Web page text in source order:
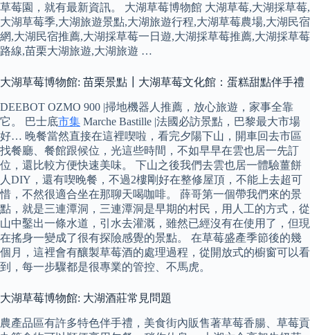
草莓園，就有最新資訊。 大湖草莓博物館 大湖草莓,大湖採草莓,
大湖草莓季,大湖旅遊景點,大湖旅遊行程,大湖草莓農場,大湖民宿
網,大湖民宿推薦,大湖採草莓一日遊,大湖採草莓推薦,大湖採草莓
路線,苗栗大湖旅遊,大湖旅遊 …
大湖草莓博物館: 苗栗景點┃大湖草莓文化館：蛋糕甜點伴手禮
DEEBOT OZMO 900 |掃地機器人推薦，放心旅遊，家事全靠
它。 巴士底市集 Marche Bastille |法國必訪景點，巴黎最大市場
好… 晚餐當然直接在這裡喫啦，看完夕陽下山，開車回去市區
找餐廳、餐館跟候位，光這些時間，不如早早在雲也居一先訂
位，還比較方便快速美味。 下山之後我們去雲也居一體驗薑餅
人DIY，還有喫晚餐，不過2樓剛好在整修屋頂，不能上去超可
惜，不然很適合坐在那聊天喝咖啡。 薛哥第一個帶我們來的景
點，就是三連潭洞，三連潭洞是早期的村民，用人工的方式，從
山中鑿出一條水道，引水去灌溉，雖然已經沒有在使用了，但現
在搖身一變成了很有探險感覺的景點。 在草莓盛產季節後的幾
個月，這裡會有釀製草莓酒的處理過程，從開放式的櫥窗可以看
到，每一步驟都是很專業的管控、不馬虎。
大湖草莓博物館: 大湖酒莊常見問題
農產品區有許多特色伴手禮，美食街內販售著草莓香腸、草莓貢